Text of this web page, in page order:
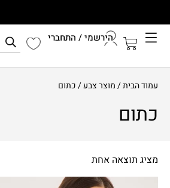
הירשמי / התחברי
עמוד הבית/ מוצר צבע / כתום
כתום
מציג תוצאה אחת